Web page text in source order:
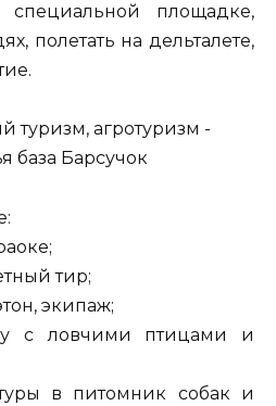
площадке,
полетать на дельталете,
тир;
экипаж;
с ловчими птицами и
в питомник собак и